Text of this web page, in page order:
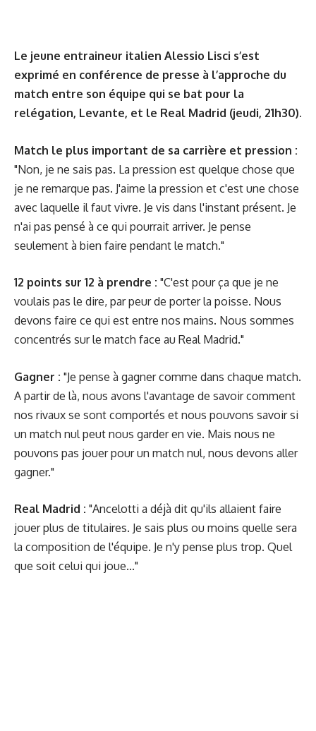
Le jeune entraineur italien Alessio Lisci s’est
exprimé en conférence de presse à l’approche du
match entre son équipe qui se bat pour la
relégation, Levante, et le Real Madrid (jeudi, 21h30).
Match le plus important de sa carrière et pression :
"Non, je ne sais pas. La pression est quelque chose que
je ne remarque pas. J'aime la pression et c'est une chose
avec laquelle il faut vivre. Je vis dans l'instant présent. Je
n'ai pas pensé à ce qui pourrait arriver. Je pense
seulement à bien faire pendant le match."
12 points sur 12 à prendre : "C'est pour ça que je ne
voulais pas le dire, par peur de porter la poisse. Nous
devons faire ce qui est entre nos mains. Nous sommes
concentrés sur le match face au Real Madrid."
Gagner : "Je pense à gagner comme dans chaque match.
A partir de là, nous avons l'avantage de savoir comment
nos rivaux se sont comportés et nous pouvons savoir si
un match nul peut nous garder en vie. Mais nous ne
pouvons pas jouer pour un match nul, nous devons aller
gagner."
Real Madrid : "Ancelotti a déjà dit qu'ils allaient faire
jouer plus de titulaires. Je sais plus ou moins quelle sera
la composition de l'équipe. Je n'y pense plus trop. Quel
que soit celui qui joue..."